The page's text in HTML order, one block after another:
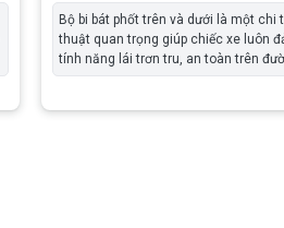
Bộ bi bát phốt trên và dưới là một chi
thuật quan trọng giúp chiếc xe luôn
tính năng lái trơn tru, an toàn trên
phận này cũng cần được kiểm tra